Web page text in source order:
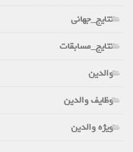
نتایج_جهانی
نتایج_مسابقات
والدین
وظایف والدین
ویژه والدین